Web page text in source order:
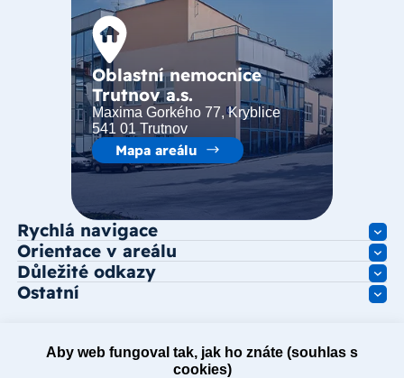
Oblastní nemocnice
Trutnov a.s.
Maxima Gorkého 77, Kryblice
541 01 Trutnov
Mapa areálu
Rychlá navigace
Orientace v areálu
Důležité odkazy
Ostatní
Aby web fungoval tak, jak ho znáte (souhlas s
cookies)